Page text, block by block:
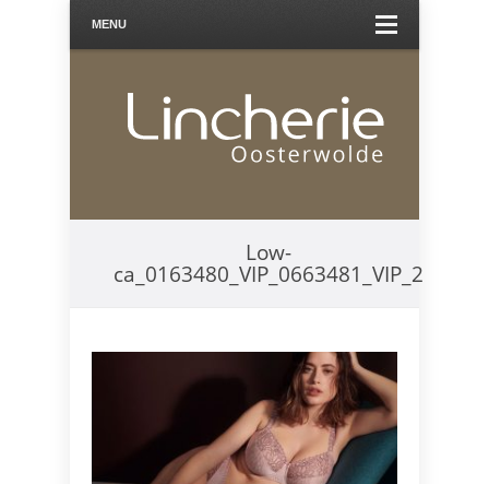
MENU
Low-
ca_0163480_VIP_0663481_VIP_2